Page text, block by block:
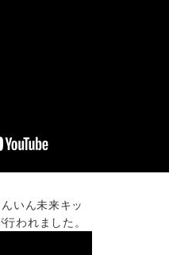
いん未来キッ
われました。